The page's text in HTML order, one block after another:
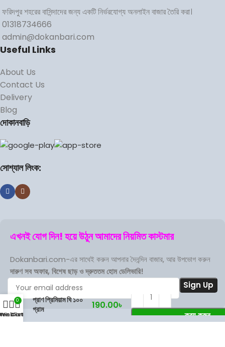
ফরিদপুর শহরের বাসিন্দাদের জন্য একটি নির্ভরযোগ্য অনলাইন বাজার তৈরি করা।
01318734666
admin@dokanbari.com
Useful Links
About Us
Contact Us
Delivery
Blog
দোকানবাড়ি
সোশ্যাল লিংক:
এখনই যোগ দিন! হয়ে উঠুন আমাদের নিয়মিত কাস্টমার
Dokanbari.com-এর সাথেই করুন আপনার দৈনন্দিন বাজার, আর উপভোগ করুন
দারুণ সব অফার, বিশেষ ছাড় ও দ্রুততম হোম ডেলিভারি!
Terms Of ServicePrivacy PolicyStore Refund Policy
প্রাণ প্রিমিয়াম ঘি ১০০
গ্রাম
190.00৳
ক্রয় করুন
Wishlist
0
Cart